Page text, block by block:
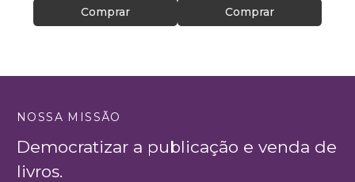
Comprar Comprar
NOSSA MISSÃO
Democratizar a publicação e venda de
livros.